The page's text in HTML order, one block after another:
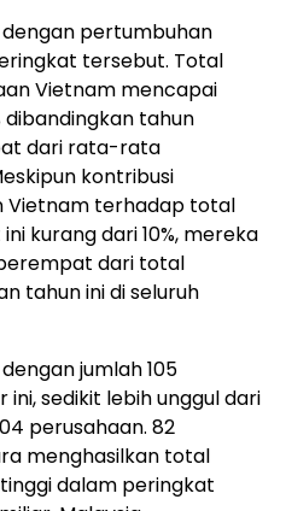
pertumbuhan
tersebut. Total
Vietnam mencapai
dibandingkan tahun
dari rata-rata
kontribusi
Vietnam terhadap total
kurang dari 10%, mereka
dari total
tahun ini di seluruh
jumlah 105
sedikit lebih unggul dari
perusahaan. 82
menghasilkan total
dalam peringkat